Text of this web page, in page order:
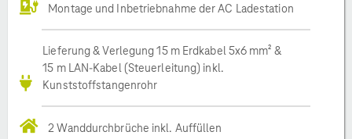
Montage und Inbetriebnahme der AC Ladestation
Lieferung & Verlegung 15 m Erdkabel 5x6 mm² &
15 m LAN-Kabel (Steuerleitung) inkl.
Kunststoffstangenrohr
2 Wanddurchbrüche inkl. Auffüllen